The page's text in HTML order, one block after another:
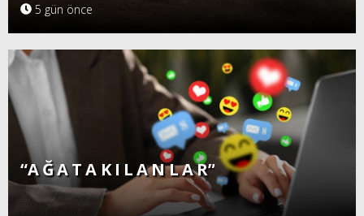
5 gün önce
“A Ğ A T A K I L A N L A R”